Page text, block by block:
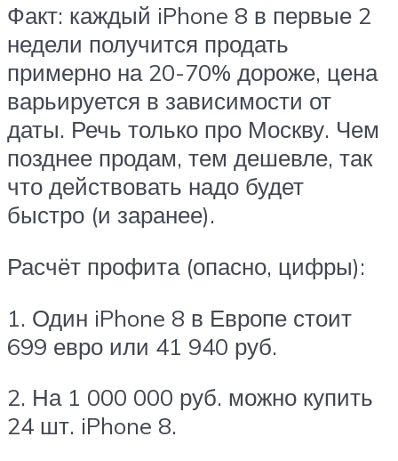
Факт: каждый iPhone 8 в первые 2
недели получится продать
примерно на 20-70% дороже, цена
варьируется в зависимости от
даты. Речь только про Москву. Чем
позднее продам, тем дешевле, так
что действовать надо будет
быстро (и заранее).
Расчёт профита (опасно, цифры):
1. Один iPhone 8 в Европе стоит
699 евро или 41 940 руб.
2. На 1 000 000 руб. можно купить
24 шт. iPhone 8.